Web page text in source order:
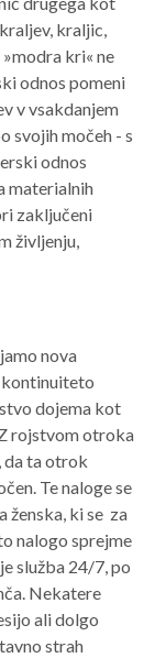
kraljic,
kri« ne
odnos pomeni
v vsakdanjem
svojih močeh - s
odnos
materialnih
zaključeni
življenju,
nova
kontinuiteto
dojema kot
rojstvom otroka
da ta otrok
Te naloge se
ženska, ki se za
nalogo sprejme
služba 24/7, po
Nekatere
ali dolgo
strah